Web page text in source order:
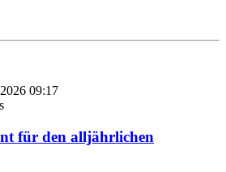
09:17
für den alljährlichen